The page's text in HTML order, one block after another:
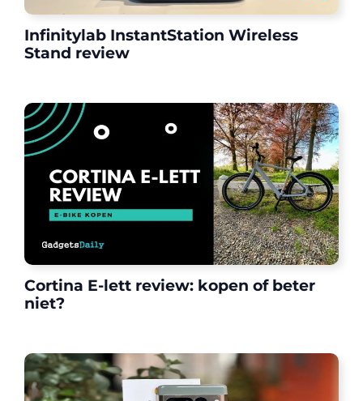
Infinitylab InstantStation Wireless
Stand review
Cortina E-lett review: kopen of beter
niet?